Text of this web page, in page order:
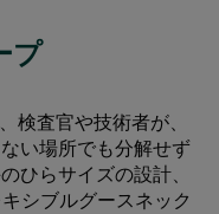
プ
検査官や技術者が、
い場所でも分解せず
ひらサイズの設計、
シブルグースネック